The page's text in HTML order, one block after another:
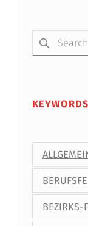
N
G
G
S
S
P
Suchen nach:
KEYWORDS
BEZIRKS-